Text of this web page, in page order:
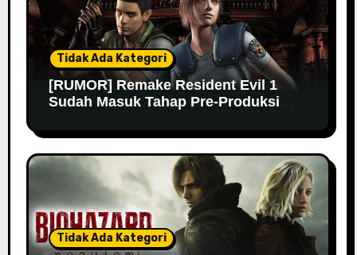
Tidak Ada Kategori
[RUMOR] Remake Resident Evil 1
Sudah Masuk Tahap Pre-Produksi
Tidak Ada Kategori